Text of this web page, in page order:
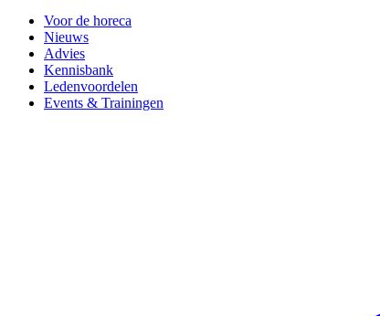
Voor de horeca
Nieuws
Advies
Kennisbank
Ledenvoordelen
Events & Trainingen